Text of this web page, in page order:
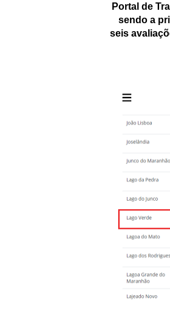
Portal de
sendo a
seis